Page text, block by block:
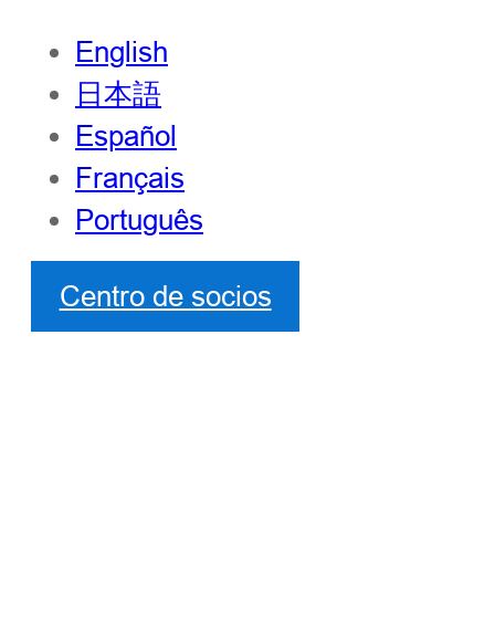
English
日本語
Español
Français
Português
Centro de socios